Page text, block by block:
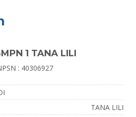
1 TANA LILI
: 40306927
TANA LILI